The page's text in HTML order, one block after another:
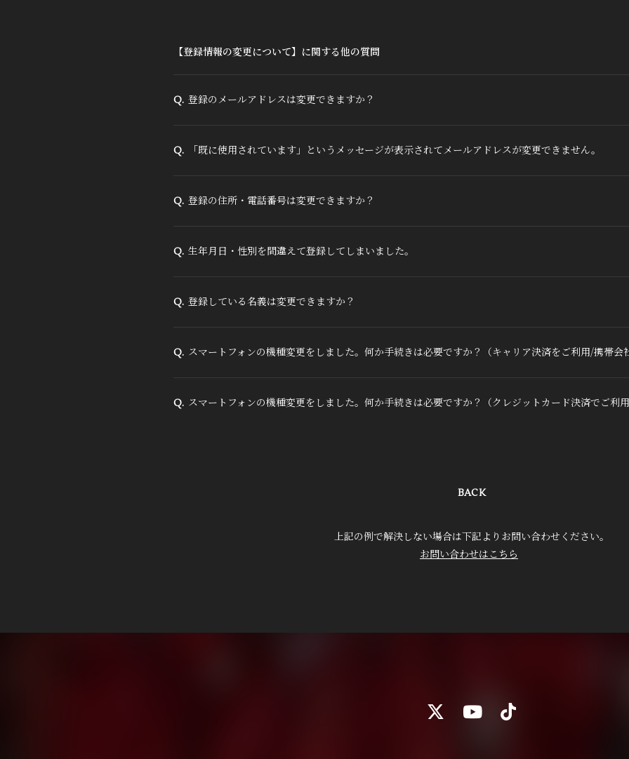
【登録情報の変更について】に関する他の質問
Q. 登録のメールアドレスは変更できますか？
Q. 「既に使用されています」というメッセージが表示されてメールアドレスが変更できません。
Q. 登録の住所・電話番号は変更できますか？
Q. 生年月日・性別を間違えて登録してしまいました。
Q. 登録している名義は変更できますか？
Q. スマートフォンの機種変更をしました。何か手続きは必要ですか？（キャリア決済をご利用/携帯会
Q. スマートフォンの機種変更をしました。何か手続きは必要ですか？（クレジットカード決済でご利用
BACK
上記の例で解決しない場合は下記よりお問い合わせください。
お問い合わせはこちら